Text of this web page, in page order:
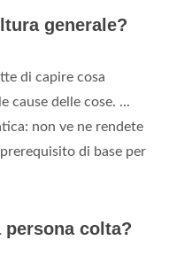
generale?
di capire cosa
cause delle cose. ...
non ve ne rendete
di base per
persona colta?